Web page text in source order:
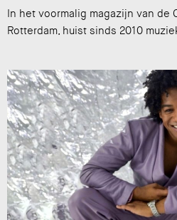
In het voormalig magazijn van de
Rotterdam, huist sinds 2010